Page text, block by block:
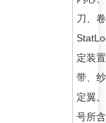
刀、
定装
带、
定翼
号所